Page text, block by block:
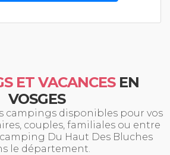
ET VACANCESEN
VOSGES
campings disponibles pour vos
couples, familiales ou entre
Du Haut Des Bluches
le département.